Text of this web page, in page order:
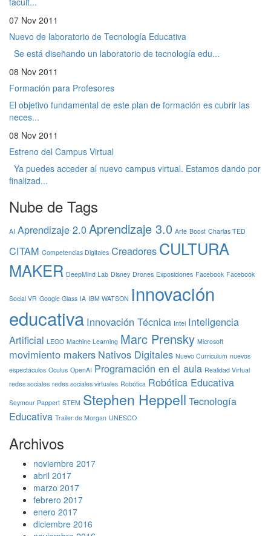
07 Nov 2011
Nuevo de laboratorio de Tecnología Educativa
Se está diseñando un laboratorio de tecnología edu...
08 Nov 2011
Formación para Profesores
El objetivo fundamental de este plan de formación es cubrir las
neces...
08 Nov 2011
Estreno del Campus Virtual
Ya puedes acceder al nuevo campus virtual. Estamos dando por
finalizad...
Nube de Tags
AI Aprendizaje 2.0Aprendizaje 3.0 Arte Boost Charlas TED
CITAM Competencias Digitales Creadores CULTURA
MAKER DeepMind Lab Disney Drones Exposiciones Facebook Facebook
Social VR Google Glass IA IBM WATSON innovación
educativa Innovación Técnica Intel Inteligencia
Artificial LEGO Machine Learning Marc Prensky Microsoft
movimiento makers Nativos Digitales Nuevo Curriculum nuevos
espectáculos Oculus OpenAI Programación en el aula Realidad Virtual
redes sociales redes sociales virtuales Robótica Robótica Educativa
Seymour Pappert STEM Stephen Heppell Tecnología
Educativa Trailer de Morgan UNESCO
Archivos
noviembre 2017
abril 2017
marzo 2017
febrero 2017
enero 2017
diciembre 2016